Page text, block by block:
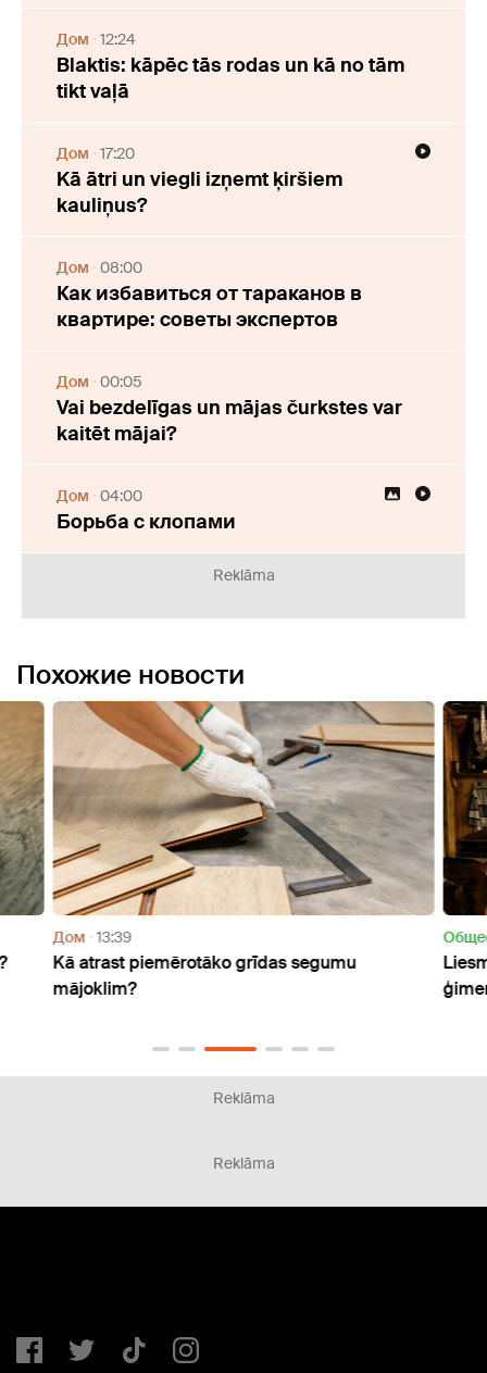
Дом 12:24
Blaktis: kāpēc tās rodas un kā no tām
tikt vaļā
Дом 17:20
Kā ātri un viegli izņemt ķiršiem
kauliņus?
Дом 08:00
Как избавиться от тараканов в
квартире: советы экспертов
Дом 00:05
Vai bezdelīgas un mājas čurkstes var
kaitēt mājai?
Дом 04:00
Борьба с клопами
Reklāma
Похожие новости
Дом 13:39
Kā atrast piemērotāko grīdas segumu
mājoklim?
Reklāma
Reklāma